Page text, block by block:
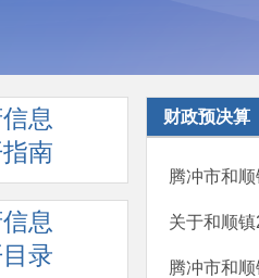
息
南
息
录
财政预决算
腾冲市和
关于和顺
腾冲市和